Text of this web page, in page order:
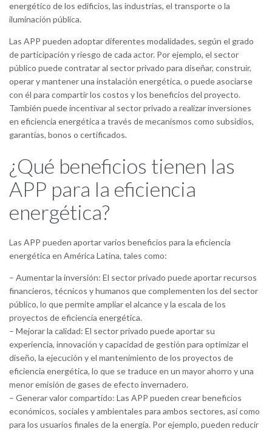
energético de los edificios, las industrias, el transporte o la
iluminación pública.
Las APP pueden adoptar diferentes modalidades, según el grado
de participación y riesgo de cada actor. Por ejemplo, el sector
público puede contratar al sector privado para diseñar, construir,
operar y mantener una instalación energética, o puede asociarse
con él para compartir los costos y los beneficios del proyecto.
También puede incentivar al sector privado a realizar inversiones
en eficiencia energética a través de mecanismos como subsidios,
garantías, bonos o certificados.
¿Qué beneficios tienen las
APP para la eficiencia
energética?
Las APP pueden aportar varios beneficios para la eficiencia
energética en América Latina, tales como:
– Aumentar la inversión: El sector privado puede aportar recursos
financieros, técnicos y humanos que complementen los del sector
público, lo que permite ampliar el alcance y la escala de los
proyectos de eficiencia energética.
– Mejorar la calidad: El sector privado puede aportar su
experiencia, innovación y capacidad de gestión para optimizar el
diseño, la ejecución y el mantenimiento de los proyectos de
eficiencia energética, lo que se traduce en un mayor ahorro y una
menor emisión de gases de efecto invernadero.
– Generar valor compartido: Las APP pueden crear beneficios
económicos, sociales y ambientales para ambos sectores, así como
para los usuarios finales de la energía. Por ejemplo, pueden reducir